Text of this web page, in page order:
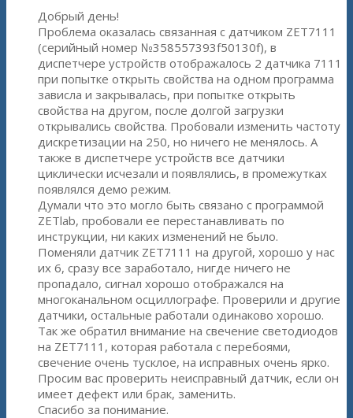
Добрый день!
Проблема оказалась связанная с датчиком ZET7111
(серийный номер №358557393f50130f), в
диспетчере устройств отображалось 2 датчика 7111
при попытке открыть свойства на одном программа
зависла и закрывалась, при попытке открыть
свойства на другом, после долгой загрузки
открывались свойства. Пробовали изменить частоту
дискретизации на 250, но ничего не менялось. А
также в диспетчере устройств все датчики
циклически исчезали и появлялись, в промежутках
появлялся демо режим.
Думали что это могло быть связано с программой
ZETlab, пробовали ее перестанавливать по
инструкции, ни каких изменений не было.
Поменяли датчик ZET7111 на другой, хорошо у нас
их 6, сразу все заработало, нигде ничего не
пропадало, сигнал хорошо отображался на
многоканальном осциллографе. Проверили и другие
датчики, остальные работали одинаково хорошо.
Так же обратил внимание на свечение светодиодов
на ZET7111, которая работала с перебоями,
свечение очень тусклое, на исправных очень ярко.
Просим вас проверить неисправный датчик, если он
имеет дефект или брак, заменить.
Спасибо за понимание.